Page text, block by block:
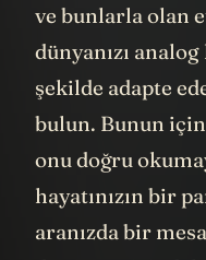
ve bunlarla olan
dünyanızı
şekilde adapte
bulun. Bunun
onu doğru
hayatınızın bir
aranızda bir